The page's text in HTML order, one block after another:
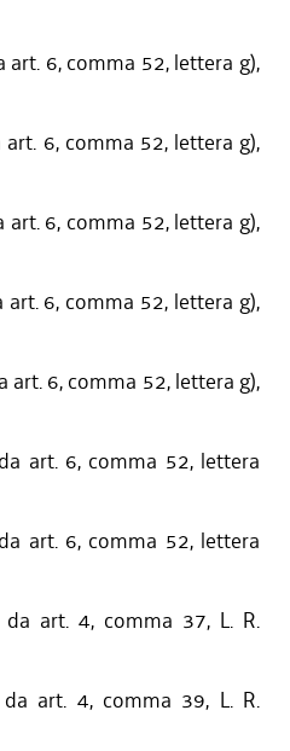
art. 6, comma 52, lettera g),
6, comma 52, lettera g),
art. 6, comma 52, lettera g),
6, comma 52, lettera g),
art. 6, comma 52, lettera g),
art. 6, comma 52, lettera
art. 6, comma 52, lettera
art. 4, comma 37, L. R.
art. 4, comma 39, L. R.